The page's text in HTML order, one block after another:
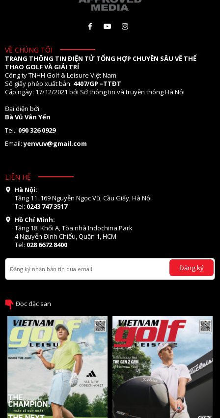
VỀ CHÚNG TÔI
TRANG THÔNG TIN ĐIỆN TỬ TỔNG HỢP CHUYÊN SÂU VỀ THỂ
THAO GOLF VÀ GIẢI TRÍ
Công ty TNHH Golf & Leisure Việt Nam
Số giấy phép xuất bản: 4407/GP –TTĐT
Cấp ngày: 17/12/2021 bởi Sở thông tin và truyền thông Hà Nội
Đại diện bởi:
Bà Vũ Vân Yến
Tel.: 090 326 0929
Email:yenvuv@gmail.com
LIÊN HỆ
Hà Nội:
Tầng 11. 169 Nguyễn Ngọc Vũ, Cầu Giấy, Hà Nội
Tel: 0243 747 3517
Hồ Chí Minh:
Tầng 18, Khối A, Tòa nhà Indochina Park
4 Nguyễn Đình Chiểu, Quận 1, HCM
Tel: 028 6672 8400
Đăng ký
Đọc đặc san